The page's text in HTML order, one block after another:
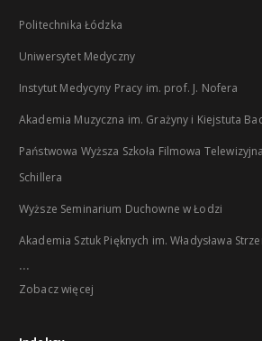
Politechnika Łódzka
Uniwersytet Medyczny
Instytut Medycyny Pracy im. prof. J. Nofera
Akademia Muzyczna im. Grażyny i Kiejstuta
Państwowa Wyższa Szkoła Filmowa
Schillera
Wyższe Seminarium Duchowne w Łodzi
Akademia Sztuk Pięknych im. Władysława
...
Zobacz więcej